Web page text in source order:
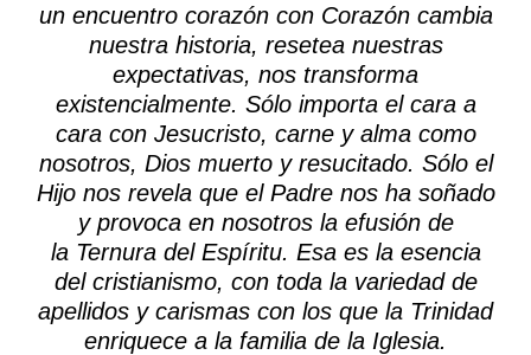
un encuentro corazón con Corazón cambia
nuestra historia, resetea nuestras
expectativas, nos transforma
existencialmente. Sólo importa el cara a
cara con Jesucristo, carne y alma como
nosotros, Dios muerto y resucitado. Sólo el
Hijo nos revela que el Padre nos ha soñado
y provoca en nosotros la efusión de
la Ternura del Espíritu. Esa es la esencia
del cristianismo, con toda la variedad de
apellidos y carismas con los que la Trinidad
enriquece a la familia de la Iglesia.